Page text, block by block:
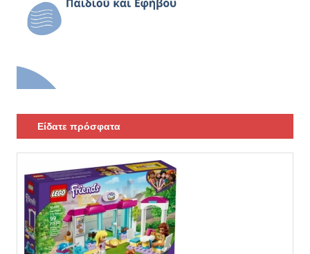
Είδατε πρόσφατα